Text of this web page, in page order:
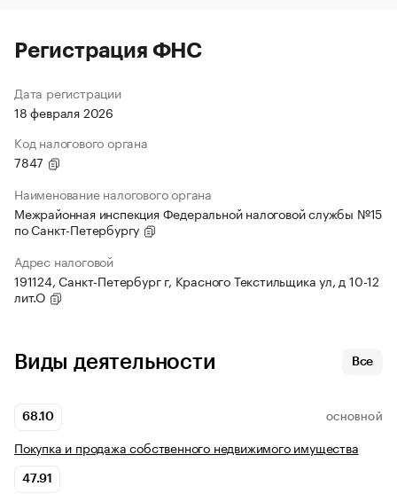
Регистрация ФНС
Дата регистрации
18 февраля 2026
Код налогового органа
7847
Наименование налогового органа
Межрайонная инспекция Федеральной налоговой службы №15
по Санкт-Петербургу
Адрес налоговой
191124, Санкт-Петербург г, Красного Текстильщика ул, д 10-12
лит.О
Виды деятельности Все
68.10 ОСНОВНОЙ
Покупка и продажа собственного недвижимого имущества
47.91